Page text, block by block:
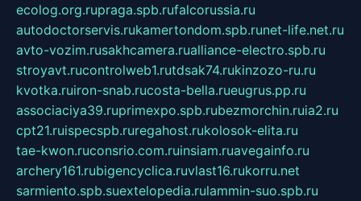
ecolog.org.rupraga.spb.rufalcorussia.ru
autodoctorservis.rukamertondom.spb.runet-life.net.ru
avto-vozim.rusakhcamera.rualliance-electro.spb.ru
stroyavt.rucontrolweb1.rutdsak74.rukinzozo-ru.ru
kvotka.ruiron-snab.rucosta-bella.rueugrus.pp.ru
associaciya39.ruprimexpo.spb.rubezmorchin.ruia2.ru
cpt21.ruispecspb.ruregahost.rukolosok-elita.ru
tae-kwon.ruconsrio.com.ruinsiam.ruavegainfo.ru
archery161.rubigencyclica.ruvlast16.rukorru.net
sarmiento.spb.suextelopedia.rulammin-suo.spb.ru